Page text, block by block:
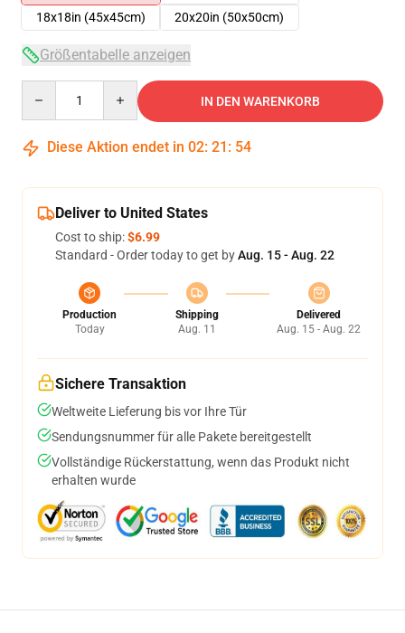
18x18in (45x45cm)
20x20in (50x50cm)
Größentabelle anzeigen
IN DEN WARENKORB
Diese Aktion endet in 02: 21 : 53
Deliver to United States
Cost to ship:$6.99
Standard - Order today to get byAug. 15 - Aug. 22
Production
Today
Shipping
Aug. 11
Delivered
Aug. 15 - Aug. 22
Sichere Transaktion
Weltweite Lieferung bis vor Ihre Tür
Sendungsnummer für alle Pakete bereitgestellt
Vollständige Rückerstattung, wenn das Produkt nicht
erhalten wurde